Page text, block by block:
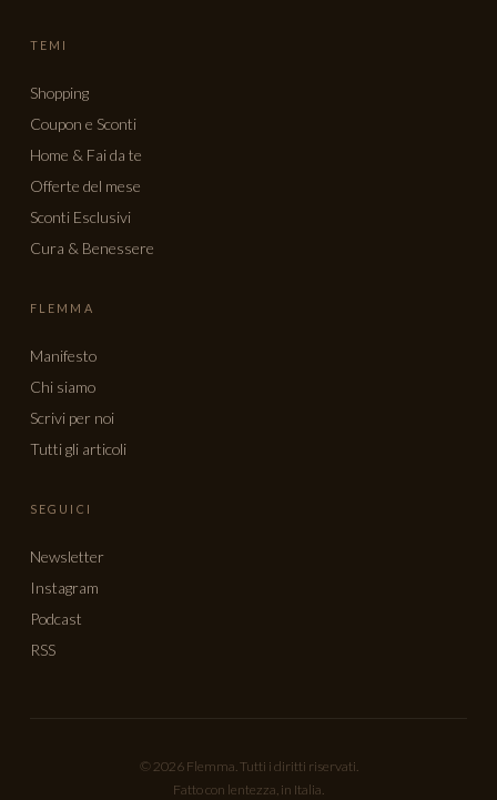
TEMI
Shopping
Coupon e Sconti
Home & Fai da te
Offerte del mese
Sconti Esclusivi
Cura & Benessere
FLEMMA
Manifesto
Chi siamo
Scrivi per noi
Tutti gli articoli
SEGUICI
Newsletter
Instagram
Podcast
RSS
© 2026 Flemma. Tutti i diritti riservati.
Fatto con lentezza, in Italia.